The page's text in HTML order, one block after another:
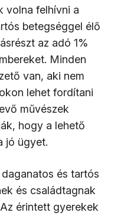
volna felhívni a
betegséggel élő
az adó 1%
Minden
van, aki nem
lehet fordítani
művészek
hogy a lehető
jó ügyet.
és tartós
és családtagnak
érintett gyerekek